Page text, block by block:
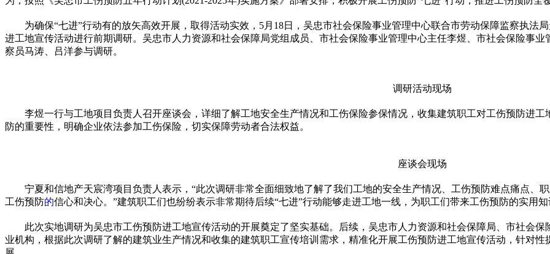
为确保“七进”行动有的放矢高效开展，取得活动实效，5月18日，吴忠市社会保险事业管理中心联合市劳动保障监察执法
进工地宣传活动进行前期调研。吴忠市人力资源和社会保障局党组成员、市社会保险事业管理中心主任李煜、市社会保险事
察员马涛、吕洋参与调研。
调研活动现场
李煜一行与工地项目负责人召开座谈会，详细了解工地安全生产情况和工伤保险参保情况，收集建筑职工对工伤预防进
防的重要性，明确企业依法参加工伤保险，切实保障劳动者合法权益。
座谈会现场
宁夏和信地产天宸湾项目负责人表示，“此次调研非常全面细致地了解了我们工地的安全生产情况、工伤预防难点痛点、
工伤预防的信心和决心。”建筑职工们也纷纷表示非常期待后续“七进”行动能够走进工地一线，为职工们带来工伤预防的实用
此次实地调研为吴忠市工伤预防进工地宣传活动的开展奠定了坚实基础。后续，吴忠市人力资源和社会保障局、市社会
业机构，根据此次调研了解的建筑业生产情况和收集的建筑职工宣传培训需求，精准化开展工伤预防进工地宣传活动，针对